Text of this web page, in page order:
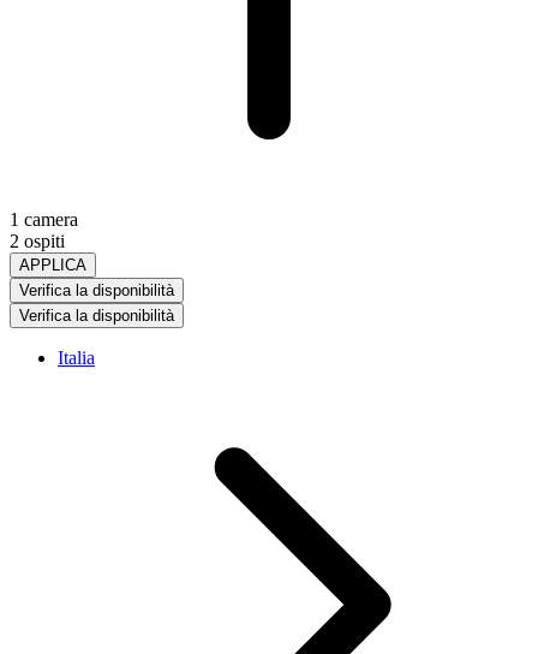
1 camera
2 ospiti
APPLICA
Verifica la disponibilità
Verifica la disponibilità
Italia